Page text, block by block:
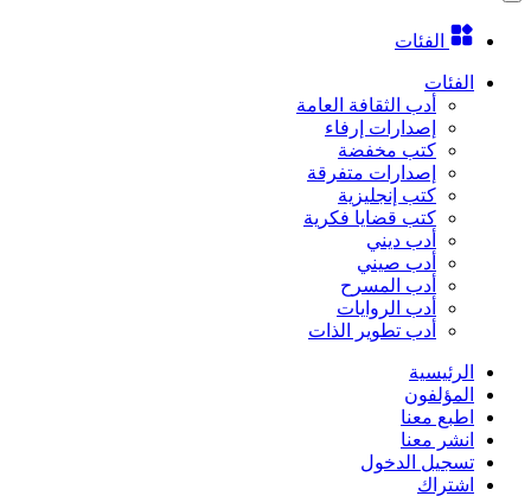
الفئات
الفئات
أدب الثقافة العامة
إصدارات إرفاء
كتب مخفضة
إصدارات متفرقة
كتب إنجليزية
كتب قضايا فكرية
أدب ديني
أدب صيني
أدب المسرح
أدب الروايات
أدب تطوير الذات
الرئيسية
المؤلفون
اطبع معنا
انشر معنا
تسجيل الدخول
اشتراك